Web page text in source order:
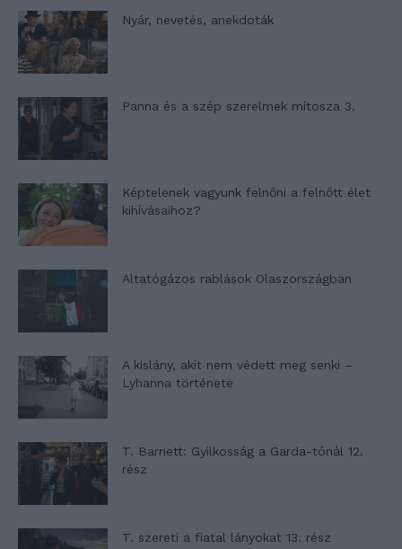
Nyár, nevetés, anekdoták
Panna és a szép szerelmek mítosza 3.
Képtelenek vagyunk felnőni a felnőtt élet
kihívásaihoz?
Altatógázos rablások Olaszországban
A kislány, akit nem védett meg senki –
Lyhanna története
T. Barnett: Gyilkosság a Garda-tónál 12.
rész
T. szereti a fiatal lányokat 13. rész